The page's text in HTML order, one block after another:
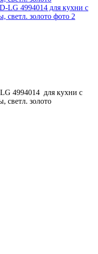
4994014 для кухни с
светл. золото